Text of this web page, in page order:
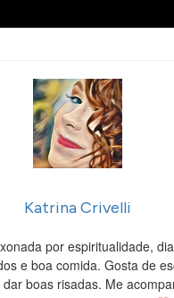
Katrina Crivelli
por espiritualidade,
e boa comida. Gosta de
boas risadas. Me